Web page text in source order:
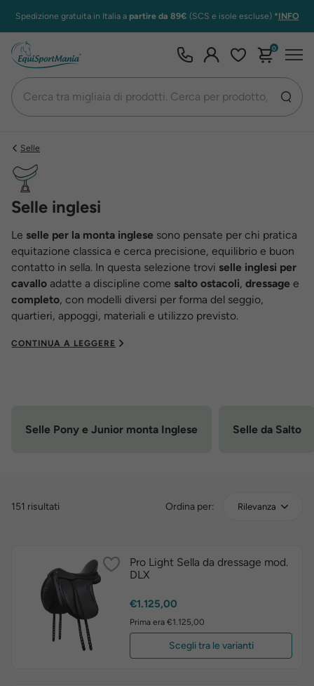
Spedizione gratuita in Italia a partire da 89€ (SCS e isole escluse) *INFO
0
Selle
Selle inglesi
Le selle per la monta inglese sono pensate per chi pratica
equitazione classica e cerca precisione, equilibrio e buon
contatto in sella. In questa selezione trovi selle inglesi per
cavallo adatte a discipline come salto ostacoli, dressage e
completo, con modelli diversi per forma del seggio,
quartieri, appoggi, materiali e utilizzo previsto.
CONTINUA A LEGGERE
Selle Pony e Junior monta Inglese Selle da Salto
151 risultati Ordina per: Rilevanza
Pro Light Sella da dressage mod.
DLX
Prezzo
€1.125,00
Prima era €1.125,00
Scegli tra le varianti